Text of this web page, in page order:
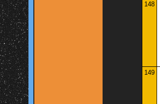
148
149